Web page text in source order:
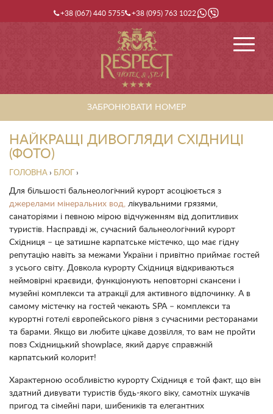
+38 (067) 440 5755 +38 (095) 763 1022
ЗАБРОНЮВАТИ НОМЕР
НАЙКРАЩІ ДИВОГЛЯДИ СХІДНИЦІ
(ФОТО)
ГОЛОВНА › БЛОГ ›
Для більшості бальнеологічний курорт асоціюється з
джерелами мінеральних вод, лікувальними грязями,
санаторіями і певною мірою відчуженням від допитливих
туристів. Насправді ж, сучасний бальнеологічний курорт
Східниця – це затишне карпатське містечко, що має гідну
репутацію навіть за межами України і привітно приймає гостей
з усього світу. Довкола курорту Східниця відкриваються
неймовірні краєвиди, функціонують неповторні скансени і
музейні комплекси та атракції для активного відпочинку. А в
самому містечку на гостей чекають SPA – комплекси та
курортні готелі європейського рівня з сучасними ресторанами
та барами. Якщо ви любите цікаве дозвілля, то вам не пройти
повз Східницький showplace, який дарує справжній
карпатський колорит!
Характерною особливістю курорту Східниця є той факт, що він
здатний дивувати туристів будь-якого віку, самотніх шукачів
пригод та сімейні пари, шибеників та елегантних